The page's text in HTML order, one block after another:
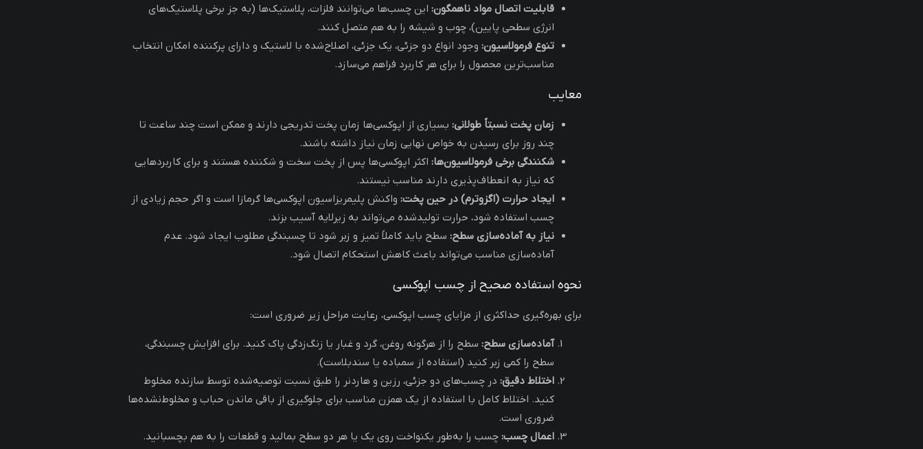
قابلیت اتصال مواد ناهمگون: این چسب‌ها می‌توانند فلزات، پلاستیک‌ها (به جز برخی پلاستیک‌های
انرژی سطحی پایین)، چوب و شیشه را به هم متصل کنند.
تنوع فرمولاسیون: وجود انواع دو جزئی، یک جزئی، اصلاح‌شده با لاستیک و دارای پرکننده امکان انتخاب
مناسب‌ترین محصول را برای هر کاربرد فراهم می‌سازد.
معایب
زمان پخت نسبتاً طولانی: بسیاری از اپوکسی‌ها زمان پخت تدریجی دارند و ممکن است چند ساعت تا
چند روز برای رسیدن به خواص نهایی زمان نیاز داشته باشند.
شکنندگی برخی فرمولاسیون‌ها: اکثر اپوکسی‌ها پس از پخت سخت و شکننده هستند و برای کاربردهایی
که نیاز به انعطاف‌پذیری دارند مناسب نیستند.
ایجاد حرارت (اگزوترم) در حین پخت: واکنش پلیمریزاسیون اپوکسی‌ها گرمازا است و اگر حجم زیادی از
چسب استفاده شود، حرارت تولیدشده می‌تواند به زیرلایه آسیب بزند.
نیاز به آماده‌سازی سطح: سطح باید کاملاً تمیز و زبر شود تا چسبندگی مطلوب ایجاد شود. عدم
آماده‌سازی مناسب می‌تواند باعث کاهش استحکام اتصال شود.
نحوه استفاده صحیح از چسب اپوکسی
برای بهره‌گیری حداکثری از مزایای چسب اپوکسی، رعایت مراحل زیر ضروری است:
آماده‌سازی سطح: سطح را از هرگونه روغن، گرد و غبار یا زنگ‌زدگی پاک کنید. برای افزایش چسبندگی،
سطح را کمی زبر کنید (استفاده از سمباده یا سندبلاست).
اختلاط دقیق: در چسب‌های دو جزئی، رزین و هاردنر را طبق نسبت توصیه‌شده توسط سازنده مخلوط
کنید. اختلاط کامل با استفاده از یک همزن مناسب برای جلوگیری از باقی ماندن حباب و مخلوط‌نشده‌ها
ضروری است.
اعمال چسب: چسب را به‌طور یکنواخت روی یک یا هر دو سطح بمالید و قطعات را به هم بچسبانید.